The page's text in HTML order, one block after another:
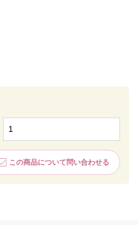
この商品について問い合わせる